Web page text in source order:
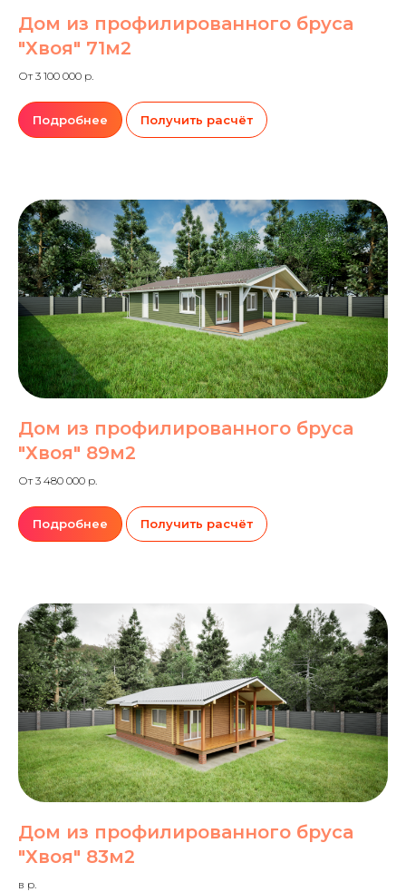
Дом из профилированного бруса
"Хвоя" 71м2
От 3 100 000 р.
Подробнее Получить расчёт
Дом из профилированного бруса
"Хвоя" 89м2
От 3 480 000 р.
Подробнее Получить расчёт
Дом из профилированного бруса
"Хвоя" 83м2
в р.